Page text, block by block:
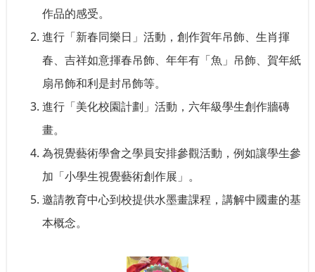
作品的感受。
進行「新春同樂日」活動，創作賀年吊飾、生肖揮
春、吉祥如意揮春吊飾、年年有「魚」吊飾、賀年紙
扇吊飾和利是封吊飾等。
進行「美化校園計劃」活動，六年級學生創作牆磚
畫。
為視覺藝術學會之學員安排參觀活動，例如讓學生參
加「小學生視覺藝術創作展」。
邀請教育中心到校提供水墨畫課程，講解中國畫的基
本概念。